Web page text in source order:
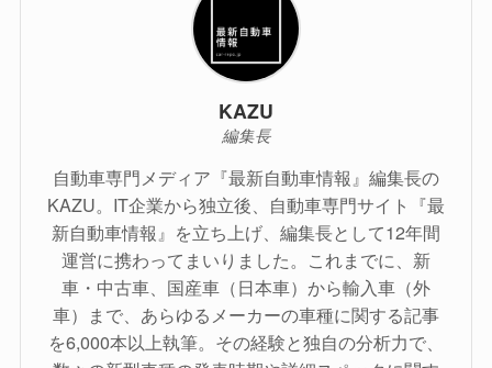
KAZU
編集長
自動車専門メディア『最新自動車情報』編集長の
KAZU。IT企業から独立後、自動車専門サイト『最
新自動車情報』を立ち上げ、編集長として12年間
運営に携わってまいりました。これまでに、新
車・中古車、国産車（日本車）から輸入車（外
車）まで、あらゆるメーカーの車種に関する記事
を6,000本以上執筆。その経験と独自の分析力で、